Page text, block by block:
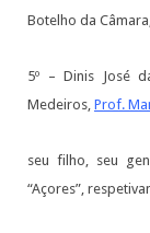
Botelho da
5º – Dinis José
Medeiros, Prof.
seu filho, seu
“Açores”,